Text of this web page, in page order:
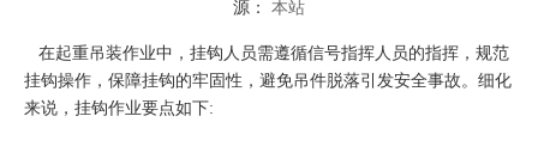
源： 本站
["wechat","weibo","qzone","douban","email"]
在起重吊装作业中，挂钩人员需遵循信号指挥人员的指挥，规范
挂钩操作，保障挂钩的牢固性，避免吊件脱落引发安全事故。细化
来说，挂钩作业要点如下: